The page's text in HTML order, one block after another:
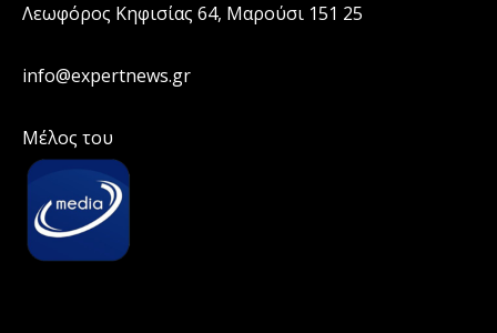
Λεωφόρος Κηφισίας 64, Μαρούσι 151 25
info@expertnews.gr
Μέλος του